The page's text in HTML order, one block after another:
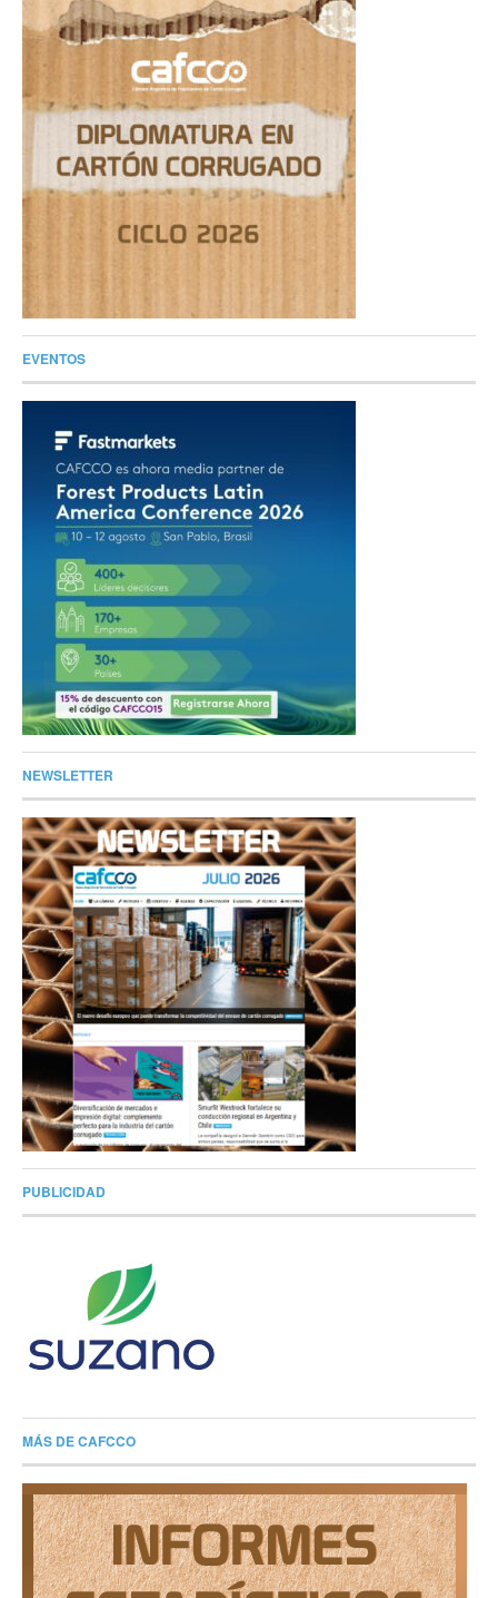
EVENTOS
NEWSLETTER
PUBLICIDAD
MÁS DE CAFCCO